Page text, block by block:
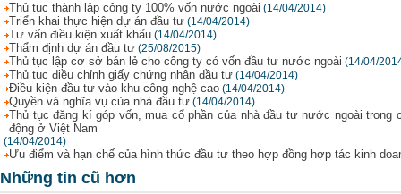
Thủ tục thành lập công ty 100% vốn nước ngoài (14/04/2014)
Triển khai thực hiện dự án đầu tư (14/04/2014)
Tư vấn điều kiện xuất khẩu (14/04/2014)
Thẩm định dự án đầu tư (25/08/2015)
Thủ tục lập cơ sở bán lẻ cho công ty có vốn đầu tư nước ngoài (14/04/
Thủ tục điều chỉnh giấy chứng nhận đầu tư (14/04/2014)
Điều kiện đầu tư vào khu công nghệ cao (14/04/2014)
Quyền và nghĩa vụ của nhà đầu tư (14/04/2014)
Thủ tục đăng kí góp vốn, mua cổ phần của nhà đầu tư nước ngoài trong
động ở Việt Nam
(14/04/2014)
Ưu điểm và hạn chế của hình thức đầu tư theo hợp đồng hợp tác kinh
Những tin cũ hơn